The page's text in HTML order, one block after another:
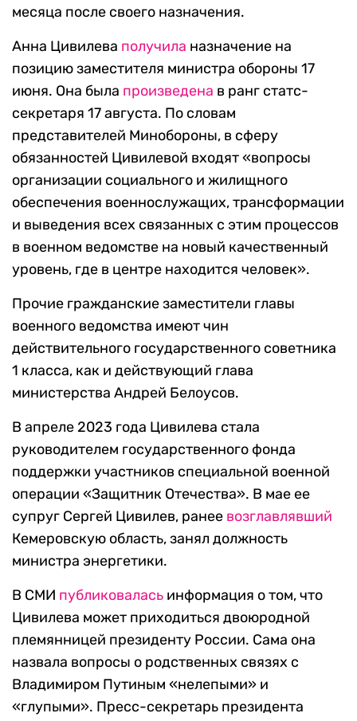
месяца после своего назначения.
Анна Цивилева получила назначение на
позицию заместителя министра обороны 17
июня. Она была произведена в ранг статс-
секретаря 17 августа. По словам
представителей Минобороны, в сферу
обязанностей Цивилевой входят «вопросы
организации социального и жилищного
обеспечения военнослужащих, трансформации
и выведения всех связанных с этим процессов
в военном ведомстве на новый качественный
уровень, где в центре находится человек».
Прочие гражданские заместители главы
военного ведомства имеют чин
действительного государственного советника
1 класса, как и действующий глава
министерства Андрей Белоусов.
В апреле 2023 года Цивилева стала
руководителем государственного фонда
поддержки участников специальной военной
операции «Защитник Отечества». В мае ее
супруг Сергей Цивилев, ранее возглавлявший
Кемеровскую область, занял должность
министра энергетики.
В СМИ публиковалась информация о том, что
Цивилева может приходиться двоюродной
племянницей президенту России. Сама она
назвала вопросы о родственных связях с
Владимиром Путиным «нелепыми» и
«глупыми». Пресс-секретарь президента